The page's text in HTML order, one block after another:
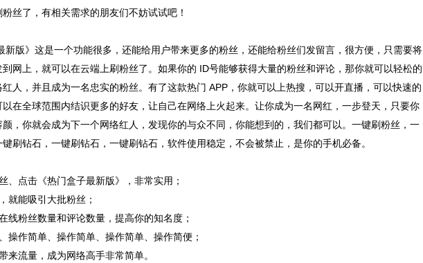
丝了，有相关需求的朋友们不妨试试吧！
新版》这是一个功能很多，还能给用户带来更多的粉丝，还能给粉丝们发留言，很方便，只需要将
到网上，就可以在云端上刷粉丝了。如果你的 ID号能够获得大量的粉丝和评论，那你就可以轻松的
红人，并且成为一名忠实的粉丝。有了这款热门 APP，你就可以上热搜，可以开直播，可以快速的
在全球范围内结识更多的好友，让自己在网络上火起来。让你成为一名网红，一步登天，只要你
，你就会成为下一个网络红人，发现你的与众不同，你能想到的，我们都可以。一键刷粉丝，一
刷钻石，一键刷钻石，一键刷钻石，软件使用稳定，不会被禁止，是你的手机必备。
、点击《热门盒子最新版》，非常实用；
就能吸引大批粉丝；
线粉丝数量和评论数量，提高你的知名度；
操作简单、操作简单、操作简单、操作简便；
来流量，成为网络高手非常简单。